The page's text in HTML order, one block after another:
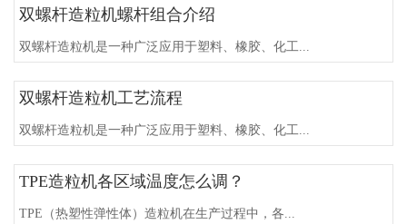
双螺杆造粒机螺杆组合介绍
双螺杆造粒机是一种广泛应用于塑料、橡胶、化工...
双螺杆造粒机工艺流程
双螺杆造粒机是一种广泛应用于塑料、橡胶、化工...
TPE造粒机各区域温度怎么调？
TPE（热塑性弹性体）造粒机在生产过程中，各...